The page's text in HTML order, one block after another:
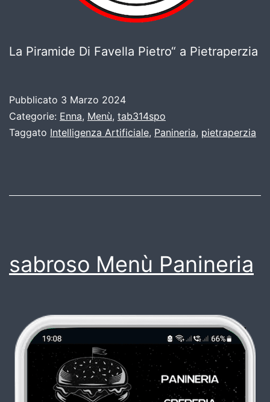
La Piramide Di Favella Pietro“ a Pietraperzia
Pubblicato 3 Marzo 2024
Categorie: Enna, Menù, tab314spo
Taggato Intelligenza Artificiale, Panineria, pietraperzia
sabroso Menù Panineria